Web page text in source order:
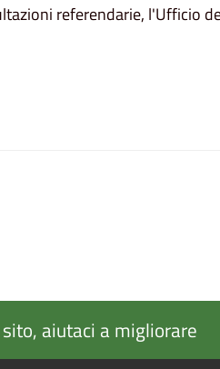
referendarie, l'Ufficio
aiutaci a migliorare